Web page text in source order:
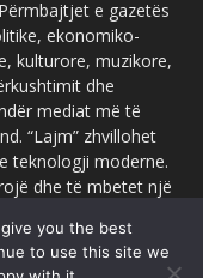
e gazetës
ekonomiko-
kulturore, muzikore,
dhe
mediat më të
“Lajm” zhvillohet
teknologji moderne.
dhe të mbetet një
është një
Maqedoni.
you the best
to use this site we